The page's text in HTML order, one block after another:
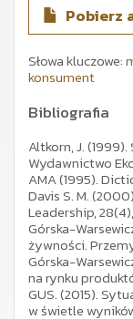
Pobierz
Słowa kluczowe:
konsument
Bibliografia
Altkorn, J.
Wydawnictwo
AMA (1995).
Davis S. M.
Leadership,
Górska-
żywności.
Górska-
na rynku
GUS. (2015).
w świetle